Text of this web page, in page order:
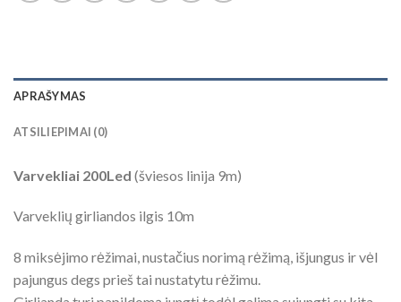
APRAŠYMAS
ATSILIEPIMAI (0)
Varvekliai 200Led (šviesos linija 9m)
Varveklių girliandos ilgis 10m
8 miksėjimo rėžimai, nustačius norimą rėžimą, išjungus ir vėl
pajungus degs prieš tai nustatytu rėžimu.